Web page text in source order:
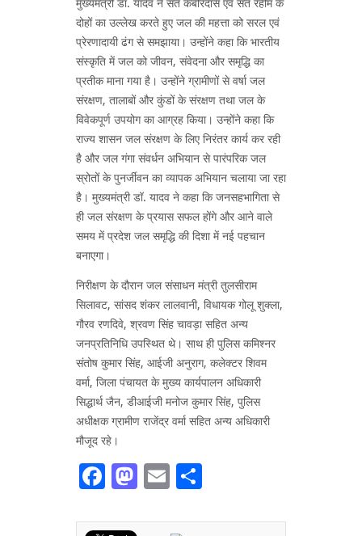
मुख्यमंत्री डॉ. यादव ने संत कबीरदास एवं संत रहीम के
दोहों का उल्लेख करते हुए जल की महत्ता को सरल एवं
प्रेरणादायी ढंग से समझाया। उन्होंने कहा कि भारतीय
संस्कृति में जल को जीवन, संवेदना और समृद्धि का
प्रतीक माना गया है। उन्होंने ग्रामीणों से वर्षा जल
संरक्षण, तालाबों और कुंडों के संरक्षण तथा जल के
विवेकपूर्ण उपयोग का आग्रह किया। उन्होंने कहा कि
राज्य शासन जल संरक्षण के लिए निरंतर कार्य कर रही
है और जल गंगा संवर्धन अभियान से पारंपरिक जल
स्रोतों के पुनर्जीवन का व्यापक अभियान चलाया जा रहा
है। मुख्यमंत्री डॉ. यादव ने कहा कि जनसहभागिता से
ही जल संरक्षण के प्रयास सफल होंगे और आने वाले
समय में प्रदेश जल समृद्धि की दिशा में नई पहचान
बनाएगा।
निरीक्षण के दौरान जल संसाधन मंत्री तुलसीराम
सिलावट, सांसद शंकर लालवानी, विधायक गोलू शुक्ला,
गौरव रणदिवे, श्रवण सिंह चावड़ा सहित अन्य
जनप्रतिनिधि उपस्थित थे। साथ ही पुलिस कमिश्नर
संतोष कुमार सिंह, आईजी अनुराग, कलेक्टर शिवम
वर्मा, जिला पंचायत के मुख्य कार्यपालन अधिकारी
सिद्धार्थ जैन, डीआईजी मनोज कुमार सिंह, पुलिस
अधीक्षक ग्रामीण राजेंद्र वर्मा सहित अन्य अधिकारी
मौजूद रहे।
Facebook
Mastodon
Email